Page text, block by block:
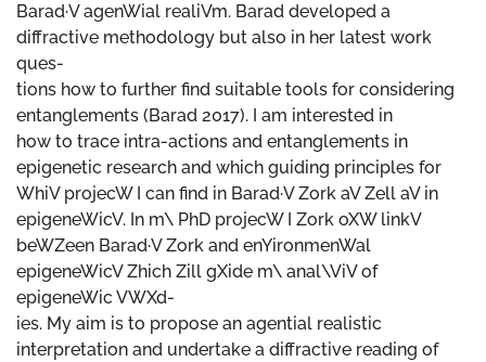
Barad·V agenWial realiVm. Barad developed a
diffractive methodology but also in her latest work
ques-
tions how to further find suitable tools for considering
entanglements (Barad 2017). I am interested in
how to trace intra-actions and entanglements in
epigenetic research and which guiding principles for
WhiV projecW I can find in Barad·V Zork aV Zell aV in
epigeneWicV. In m\ PhD projecW I Zork oXW linkV
beWZeen Barad·V Zork and enYironmenWal
epigeneWicV Zhich Zill gXide m\ anal\ViV of
epigeneWic VWXd-
ies. My aim is to propose an agential realistic
interpretation and undertake a diffractive reading of